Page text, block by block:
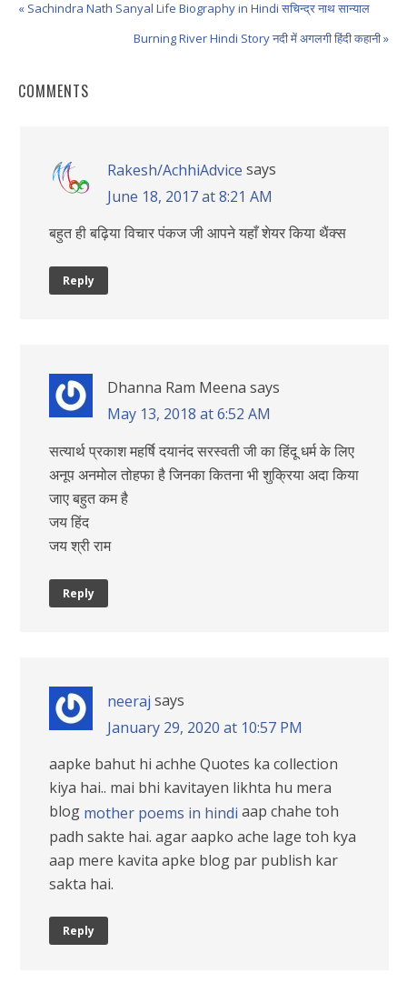
« Sachindra Nath Sanyal Life Biography in Hindi सचिन्द्र नाथ सान्याल
Burning River Hindi Story नदी में अगलगी हिंदी कहानी »
COMMENTS
Rakesh/AchhiAdvice says
June 18, 2017 at 8:21 AM
बहुत ही बढ़िया विचार पंकज जी आपने यहाँ शेयर किया थैंक्स
Reply
Dhanna Ram Meena says
May 13, 2018 at 6:52 AM
सत्यार्थ प्रकाश महर्षि दयानंद सरस्वती जी का हिंदू धर्म के लिए
अनूप अनमोल तोहफा है जिनका कितना भी शुक्रिया अदा किया
जाए बहुत कम है
जय हिंद
जय श्री राम
Reply
neeraj says
January 29, 2020 at 10:57 PM
aapke bahut hi achhe Quotes ka collection
kiya hai.. mai bhi kavitayen likhta hu mera
blog mother poems in hindi aap chahe toh
padh sakte hai. agar aapko ache lage toh kya
aap mere kavita apke blog par publish kar
sakta hai.
Reply